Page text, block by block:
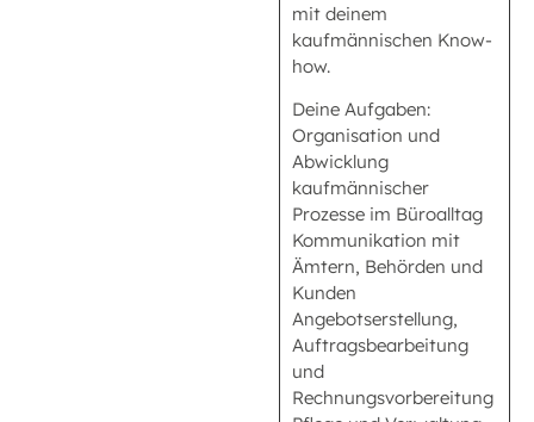
mit deinem
kaufmännischen Know-
how.
Deine Aufgaben:
Organisation und
Abwicklung
kaufmännischer
Prozesse im Büroalltag
Kommunikation mit
Ämtern, Behörden und
Kunden
Angebotserstellung,
Auftragsbearbeitung
und
Rechnungsvorbereitung